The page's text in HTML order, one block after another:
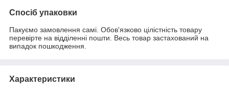
Спосіб упаковки
Пакуємо замовлення самі. Обов'язково цілістність товару
перевірте на відділенні пошти. Весь товар застахований на
випадок пошкодження.
Характеристики